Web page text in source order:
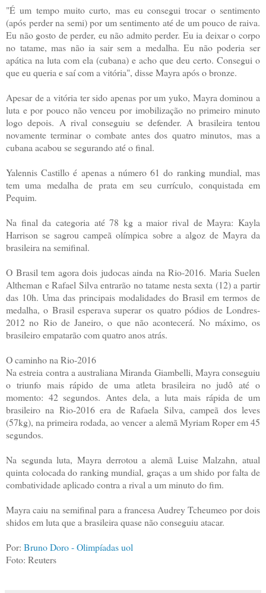
"É um tempo muito curto, mas eu consegui trocar o sentimento
(após perder na semi) por um sentimento até de um pouco de raiva.
Eu não gosto de perder, eu não admito perder. Eu ia deixar o corpo
no tatame, mas não ia sair sem a medalha. Eu não poderia ser
apática na luta com ela (cubana) e acho que deu certo. Consegui o
que eu queria e saí com a vitória", disse Mayra após o bronze.
Apesar de a vitória ter sido apenas por um yuko, Mayra dominou a
luta e por pouco não venceu por imobilização no primeiro minuto
logo depois. A rival conseguiu se defender. A brasileira tentou
novamente terminar o combate antes dos quatro minutos, mas a
cubana acabou se segurando até o final.
Yalennis Castillo é apenas a número 61 do ranking mundial, mas
tem uma medalha de prata em seu currículo, conquistada em
Pequim.
Na final da categoria até 78 kg a maior rival de Mayra: Kayla
Harrison se sagrou campeã olímpica sobre a algoz de Mayra da
brasileira na semifinal.
O Brasil tem agora dois judocas ainda na Rio-2016. Maria Suelen
Altheman e Rafael Silva entrarão no tatame nesta sexta (12) a partir
das 10h. Uma das principais modalidades do Brasil em termos de
medalha, o Brasil esperava superar os quatro pódios de Londres-
2012 no Rio de Janeiro, o que não acontecerá. No máximo, os
brasileiro empatarão com quatro anos atrás.
O caminho na Rio-2016
Na estreia contra a australiana Miranda Giambelli, Mayra conseguiu
o triunfo mais rápido de uma atleta brasileira no judô até o
momento: 42 segundos. Antes dela, a luta mais rápida de um
brasileiro na Rio-2016 era de Rafaela Silva, campeã dos leves
(57kg), na primeira rodada, ao vencer a alemã Myriam Roper em 45
segundos.
Na segunda luta, Mayra derrotou a alemã Luise Malzahn, atual
quinta colocada do ranking mundial, graças a um shido por falta de
combatividade aplicado contra a rival a um minuto do fim.
Mayra caiu na semifinal para a francesa Audrey Tcheumeo por dois
shidos em luta que a brasileira quase não conseguiu atacar.
Por: Bruno Doro - Olimpíadas uol
Foto: Reuters